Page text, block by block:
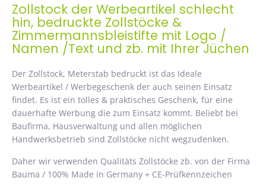
Zollstock der Werbeartikel schlecht
hin, bedruckte Zollstöcke &
Zimmermannsbleistifte mit Logo /
Namen /Text und zb. mit Ihrer Jüchen
Der Zollstock, Meterstab bedruckt ist das Ideale
Werbeartikel / Werbegeschenk der auch seinen Einsatz
findet. Es ist ein tolles & praktisches Geschenk, für eine
dauerhafte Werbung die zum Einsatz kommt. Beliebt bei
Baufirma, Hausverwaltung und allen möglichen
Handwerksbetrieb sind Zollstöcke nicht wegzudenken.
Daher wir verwenden Qualitäts Zollstöcke zb. von der Firma
Bauma / 100% Made in Germany + CE-Prüfkennzeichen